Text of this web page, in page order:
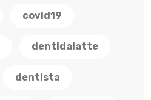
covid19
dentidalatte
dentista